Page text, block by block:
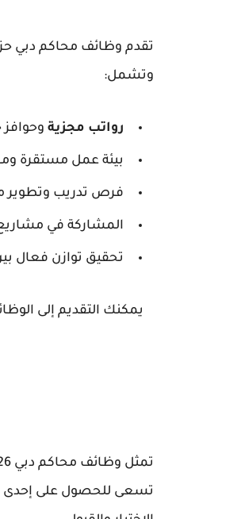
تقدم وظائف محاكم دبي
وتشمل:
رواتب مجزية
بيئة عمل مستقرة
فرص تدريب
المشاركة في مشاريع
تحقيق توازن فعال
يمكنك التقديم إلى
تسعى للحصول على إحدى